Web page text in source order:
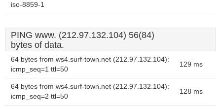
iso-8859-1
PING www. (212.97.132.104) 56(84)
bytes of data.
64 bytes from ws4.surf-town.net (212.97.132.104):
icmp_seq=1 ttl=50
129 ms
64 bytes from ws4.surf-town.net (212.97.132.104):
icmp_seq=2 ttl=50
128 ms